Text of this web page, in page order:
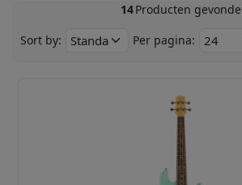
14Producten
Sort by: Per pagina: